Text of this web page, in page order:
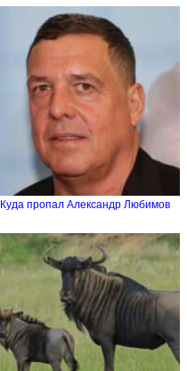
Куда пропал Александр Любимов